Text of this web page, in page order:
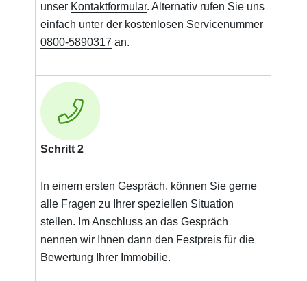
unser Kontaktformular. Alternativ rufen Sie uns
einfach unter der kostenlosen Servicenummer
0800-5890317 an.
Schritt 2
In einem ersten Gespräch, können Sie gerne
alle Fragen zu Ihrer speziellen Situation
stellen. Im Anschluss an das Gespräch
nennen wir Ihnen dann den Festpreis für die
Bewertung Ihrer Immobilie.